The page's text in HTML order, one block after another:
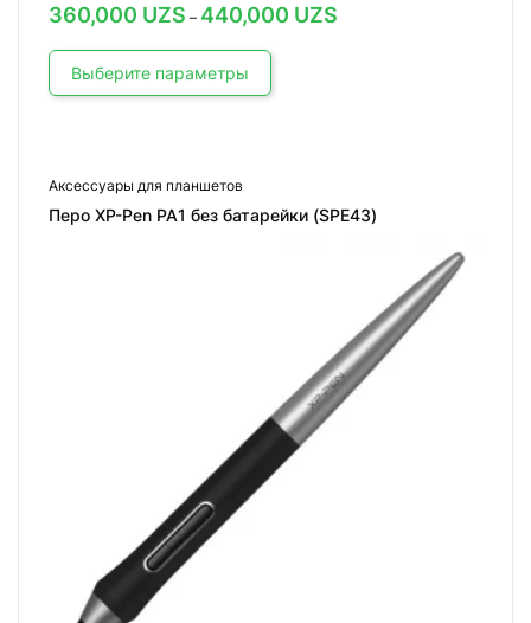
360,000 UZS – 440,000 UZS
Выберите параметры
Аксессуары для планшетов
Перо XP-Pen PA1 без батарейки (SPE43)